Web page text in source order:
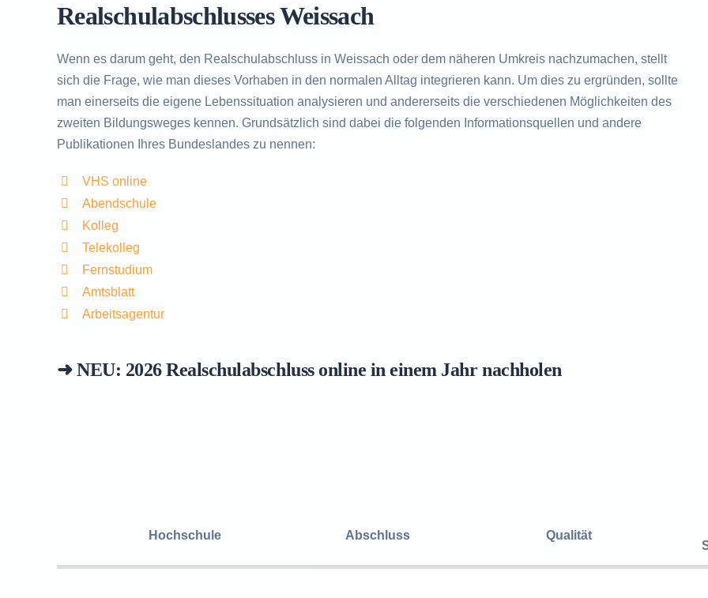
Realschulabschlusses Weissach
Wenn es darum geht, den Realschulabschluss in Weissach oder dem näheren Umkreis nachzumachen, stellt
sich die Frage, wie man dieses Vorhaben in den normalen Alltag integrieren kann. Um dies zu ergründen, sollte
man einerseits die eigene Lebenssituation analysieren und andererseits die verschiedenen Möglichkeiten des
zweiten Bildungsweges kennen. Grundsätzlich sind dabei die folgenden Informationsquellen und andere
Publikationen Ihres Bundeslandes zu nennen:
VHS online
Abendschule
Kolleg
Telekolleg
Fernstudium
Amtsblatt
Arbeitsagentur
➜ NEU: 2026Realschulabschluss online in einem Jahr nachholen
Hochschule Abschluss Qualität